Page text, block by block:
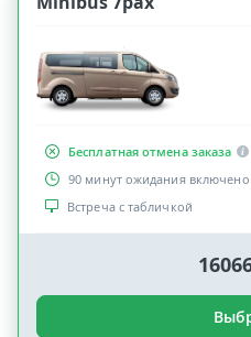
Бесплатная отмена заказа
90 минут ожидания включено
Встреча с табличкой